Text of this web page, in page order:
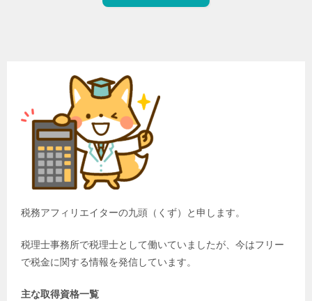
税務アフィリエイターの九頭（くず）と申します。
税理士事務所で税理士として働いていましたが、今はフリー
で税金に関する情報を発信しています。
主な取得資格一覧